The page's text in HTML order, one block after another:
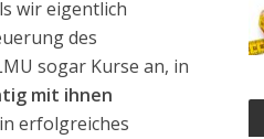
wir eigentlich
des
sogar Kurse an, in
mit ihnen
erfolgreiches